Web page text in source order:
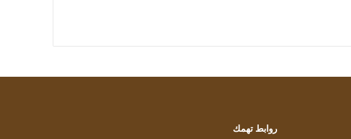
روابط تهمك